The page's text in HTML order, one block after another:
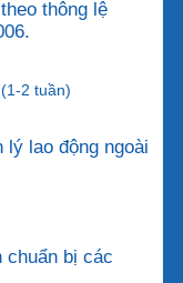
thông lệ
2 tuần)
lý lao động ngoài
bị các